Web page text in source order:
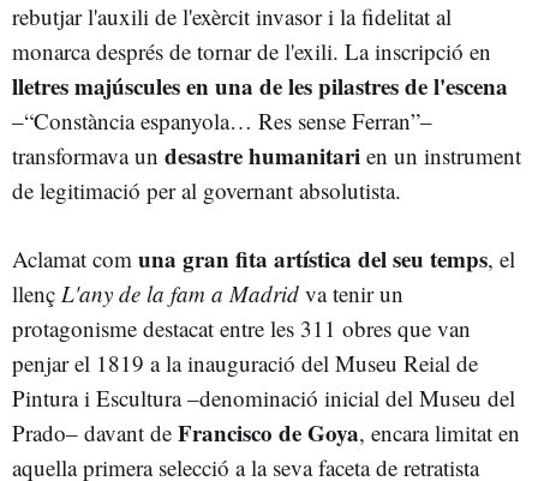
rebutjar l'auxili de l'exèrcit invasor i la fidelitat al
monarca després de tornar de l'exili. La inscripció en
lletres majúscules en una de les pilastres de l'escena
–“Constància espanyola… Res sense Ferran”–
transformava un desastre humanitari en un instrument
de legitimació per al governant absolutista.
Aclamat com una gran fita artística del seu temps, el
llenç L'any de la fam a Madrid va tenir un
protagonisme destacat entre les 311 obres que van
penjar el 1819 a la inauguració del Museu Reial de
Pintura i Escultura –denominació inicial del Museu del
Prado– davant de Francisco de Goya, encara limitat en
aquella primera selecció a la seva faceta de retratista